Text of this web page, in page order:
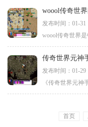
woool传奇世
发布时间：01-31
传奇世界元神
发布时间：01-29
首页